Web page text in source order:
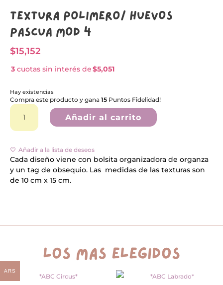
Textura Polímero/ HUEVOS
PASCUA MOD 4
$15,152
3 cuotas sin interés de$5,051
Hay existencias
Compra este producto y gana15 Puntos Fidelidad!
Textura
Polímero/
PASCUA
4
cantidad
Añadir al carrito
t
i
Añadir a la lista de deseos
Cada diseño viene con bolsita organizadora de organza
y un tag de obsequio. Las medidas de las texturas son
de 10 cm x 15 cm.
los más elegidos
ARS